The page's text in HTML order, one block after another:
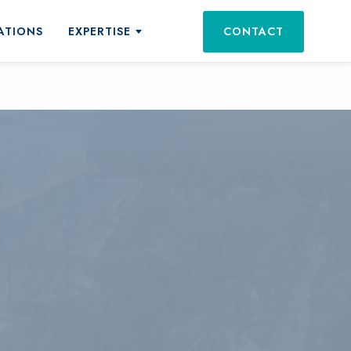
EXPERTISE CONTACT